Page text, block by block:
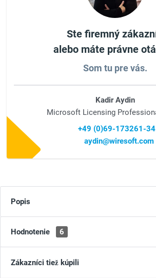
Ste firemný
alebo máte právne
Som tu pre vás.
Kadir Aydin
Microsoft Licensing
+49 (0)69-173261-
aydin@wiresoft.com
Popis
Hodnotenie 6
Zákazníci tiež kúpili